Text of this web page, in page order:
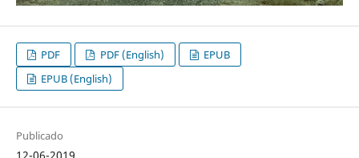
PDF PDF (English)
EPUB
EPUB (English)
Publicado